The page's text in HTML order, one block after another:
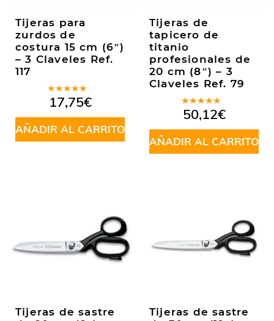
Tijeras para
zurdos de
costura 15 cm (6″)
– 3 Claveles Ref.
117
Valorado
en5.00de
5
17,75€
AÑADIR AL CARRITO
Tijeras de
tapicero de
titanio
profesionales de
20 cm (8″) – 3
Claveles Ref. 79
Valorado
en5.00de
5
50,12€
AÑADIR AL CARRITO
Tijeras de sastre
Tijeras de sastre